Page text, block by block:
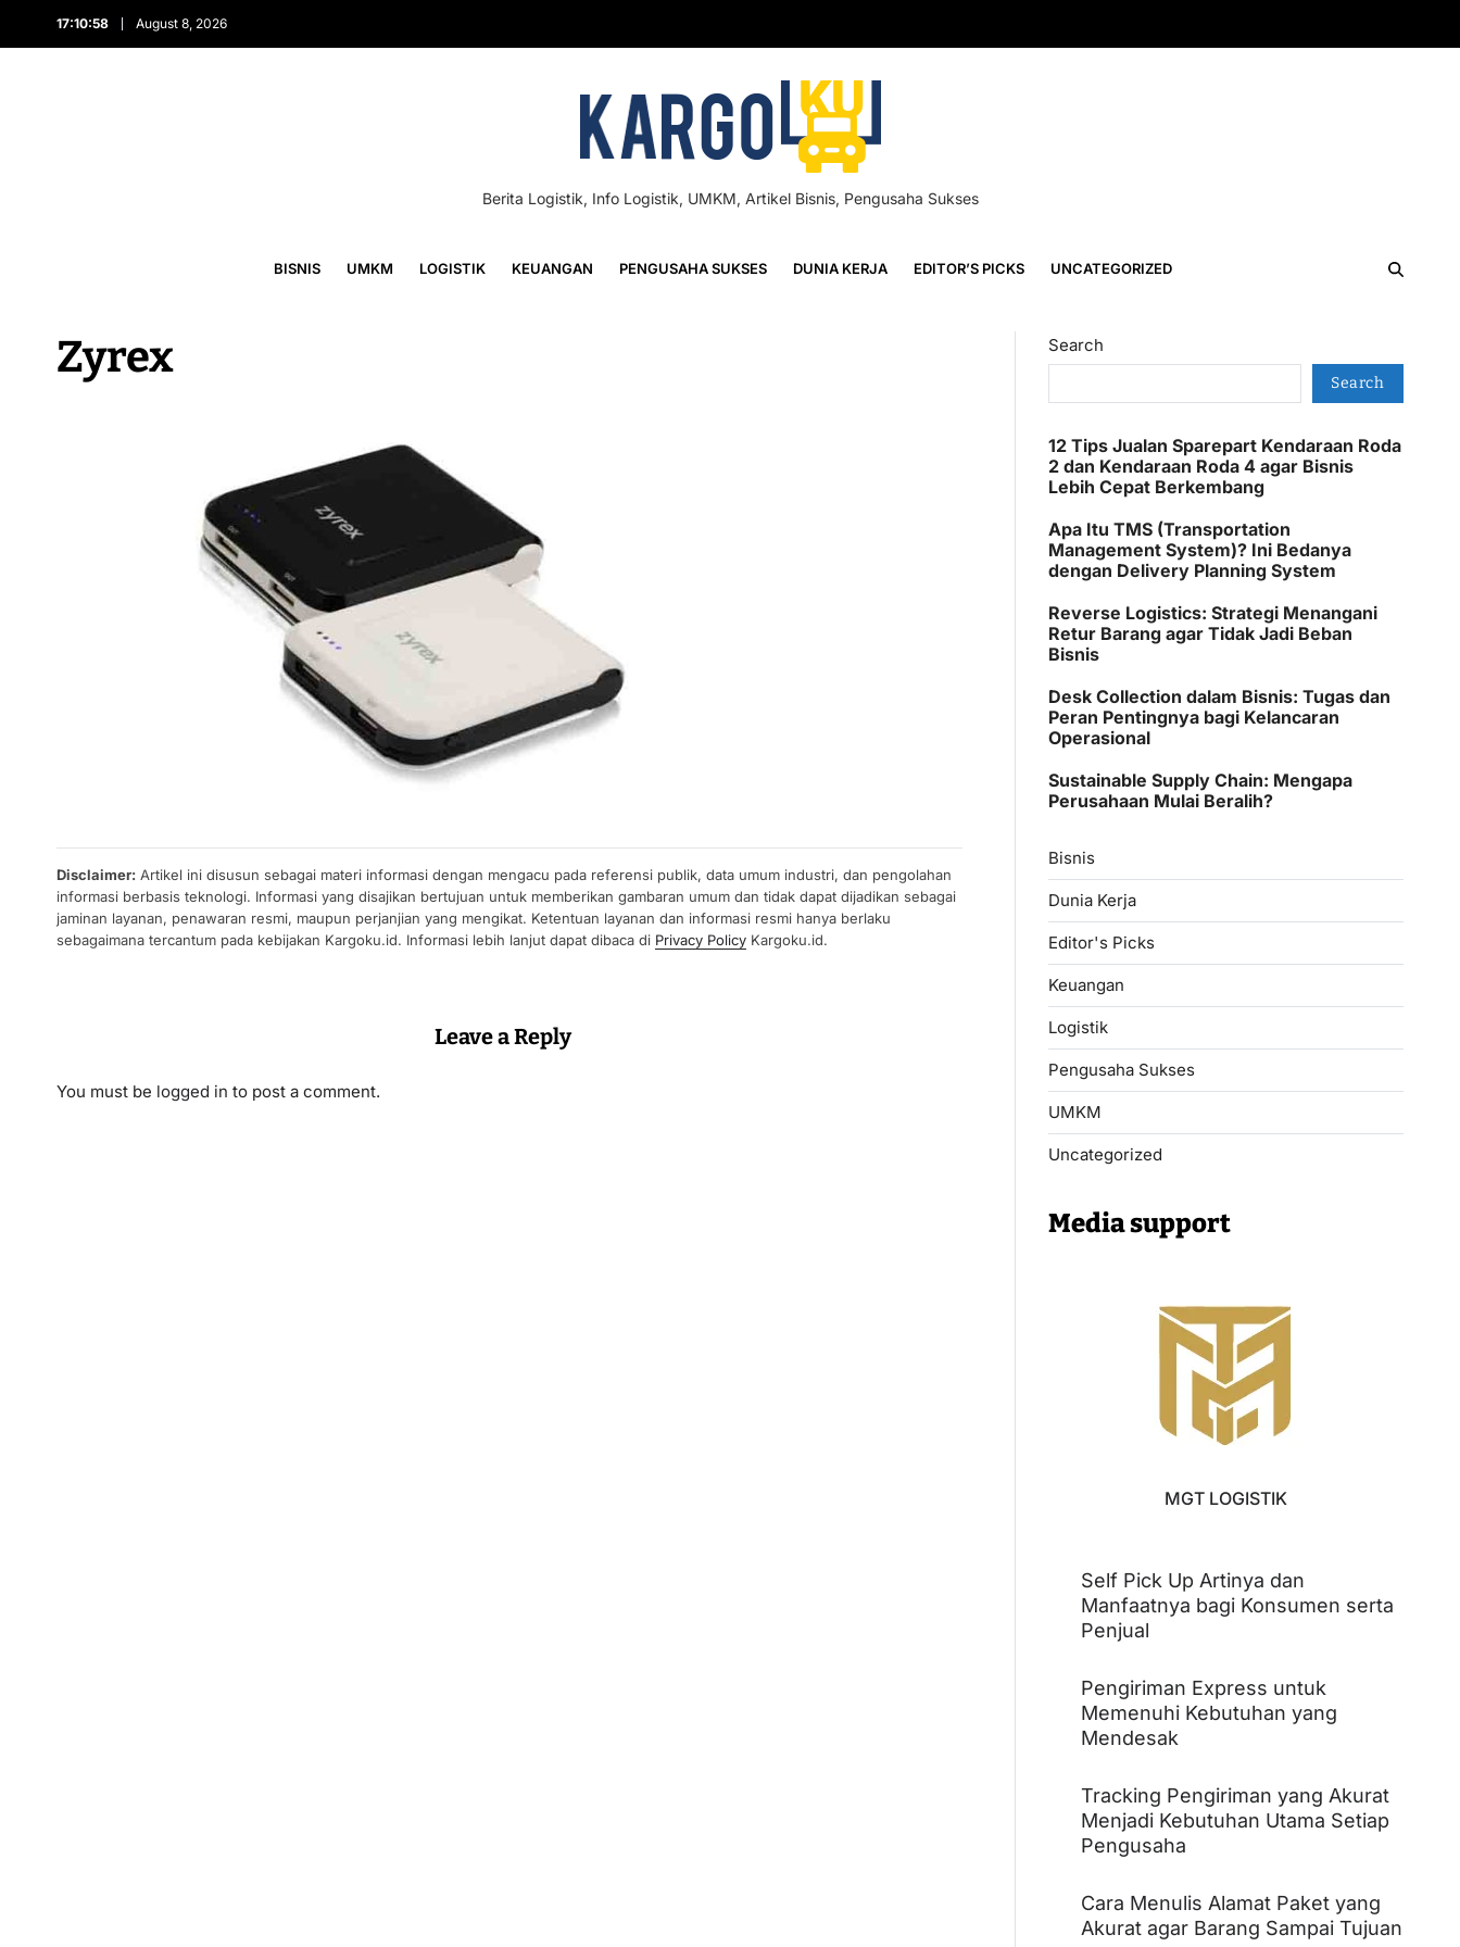
17:10:58 August 8, 2026
Berita Logistik, Info Logistik, UMKM, Artikel Bisnis, Pengusaha Sukses
BISNIS UMKM LOGISTIK KEUANGAN PENGUSAHA SUKSES DUNIA KERJA EDITOR’S PICKS UNCATEGORIZED
Zyrex
Disclaimer: Artikel ini disusun sebagai materi informasi dengan mengacu pada referensi publik, data umum industri, dan pengolahan
informasi berbasis teknologi. Informasi yang disajikan bertujuan untuk memberikan gambaran umum dan tidak dapat dijadikan sebagai
jaminan layanan, penawaran resmi, maupun perjanjian yang mengikat. Ketentuan layanan dan informasi resmi hanya berlaku
sebagaimana tercantum pada kebijakan Kargoku.id. Informasi lebih lanjut dapat dibaca di Privacy Policy Kargoku.id.
Leave a Reply
You must be logged in to post a comment.
Search
Search
12 Tips Jualan Sparepart Kendaraan Roda
2 dan Kendaraan Roda 4 agar Bisnis
Lebih Cepat Berkembang
Apa Itu TMS (Transportation
Management System)? Ini Bedanya
dengan Delivery Planning System
Reverse Logistics: Strategi Menangani
Retur Barang agar Tidak Jadi Beban
Bisnis
Desk Collection dalam Bisnis: Tugas dan
Peran Pentingnya bagi Kelancaran
Operasional
Sustainable Supply Chain: Mengapa
Perusahaan Mulai Beralih?
Bisnis
Dunia Kerja
Editor's Picks
Keuangan
Logistik
Pengusaha Sukses
UMKM
Uncategorized
Media support
MGT LOGISTIK
Self Pick Up Artinya dan
Manfaatnya bagi Konsumen serta
Penjual
Pengiriman Express untuk
Memenuhi Kebutuhan yang
Mendesak
Tracking Pengiriman yang Akurat
Menjadi Kebutuhan Utama Setiap
Pengusaha
Cara Menulis Alamat Paket yang
Akurat agar Barang Sampai Tujuan